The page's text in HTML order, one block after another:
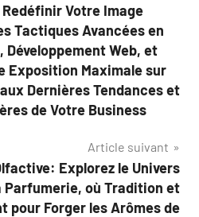
Votre Image
Tactiques Avancées en
Web, et
Exposition Maximale sur
Dernières Tendances et
de Votre Business
Article suivant
Explorez le Univers
Parfumerie, où Tradition et
pour Forger les Arômes de